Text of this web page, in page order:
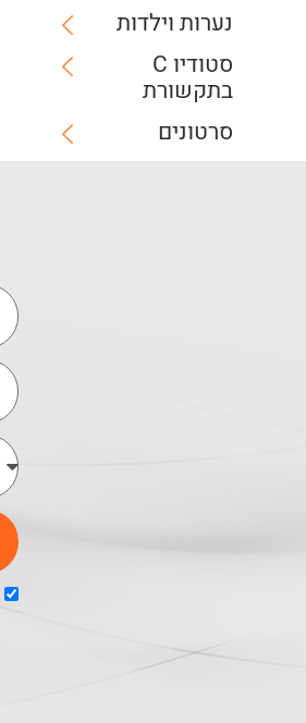
נערות וילדות
סטודיו C
בתקשורת
סרטונים